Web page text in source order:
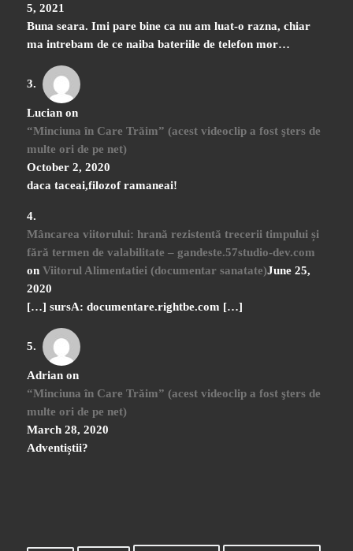
5, 2021
Buna seara. Imi pare bine ca nu am luat-o razna, chiar
ma intrebam de ce naiba bateriile de telefon mor…
Lucian on
“Minciuna în Care Trăim” (acest videoclip a fost şters de
multe ori de pe net)
October 2, 2020
daca taceai,filozof ramaneai!
Mâncarea viitorului: hrană rezistentă trecerii timpului și
fără termen de valabilitate – gandeste.57studio-dev.com
onViitorul Alimentatiei (documentar sanatate)June 25,
2020
[…] sursA: documentare.rightbe.com […]
Adrian on
“Minciuna în Care Trăim” (acest videoclip a fost şters de
multe ori de pe net)
March 28, 2020
Adventiștii?